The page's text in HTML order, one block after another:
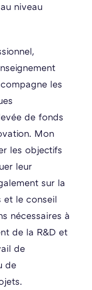
niveau
les
de fonds
Mon
les objectifs
leur
sur la
et le conseil
nécessaires à
de la R&D et
de
de